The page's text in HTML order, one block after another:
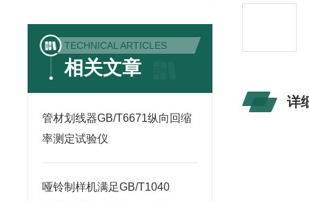
TECHNICAL ARTICLES
相关文章
管材划线器GB/T6671纵向回缩
率测定试验仪
哑铃制样机满足GB/T1040
详